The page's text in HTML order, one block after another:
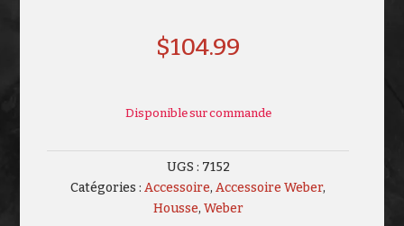
$104.99
Disponible sur commande
UGS : 7152
Catégories :Accessoire,Accessoire Weber,
Housse, Weber